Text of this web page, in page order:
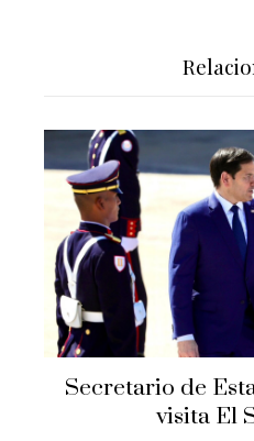
Secretario de
visita El